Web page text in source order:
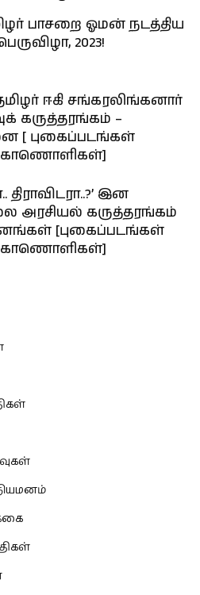
பாசறை ஓமன் நடத்திய
2023!
ஈகி சங்கரலிங்கனார்
கருத்தரங்கம் –
[ புகைப்படங்கள்
காணொளிகள்]
திராவிடரா..?’ இன
அரசியல் கருத்தரங்கம்
[புகைப்படங்கள்
காணொளிகள்]